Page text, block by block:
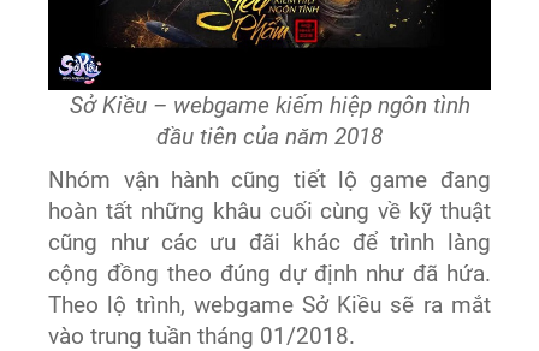
Sở Kiều – webgame kiếm hiệp ngôn tình
đầu tiên của năm 2018
Nhóm vận hành cũng tiết lộ game đang
hoàn tất những khâu cuối cùng về kỹ thuật
cũng như các ưu đãi khác để trình làng
cộng đồng theo đúng dự định như đã hứa.
Theo lộ trình, webgame Sở Kiều sẽ ra mắt
vào trung tuần tháng 01/2018.